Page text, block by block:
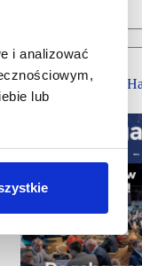
i analizować
lub
Magazyn Centrów